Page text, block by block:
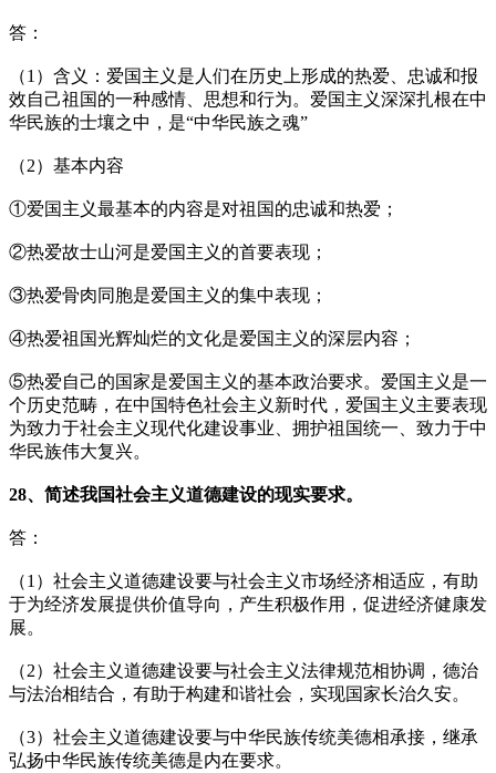
答：
（1）含义：爱国主义是人们在历史上形成的热爱、忠诚和报
效自己祖国的一种感情、思想和行为。爱国主义深深扎根在中
华民族的士壤之中，是“中华民族之魂”
（2）基本内容
①爱国主义最基本的内容是对祖国的忠诚和热爱；
②热爱故士山河是爱国主义的首要表现；
③热爱骨肉同胞是爱国主义的集中表现；
④热爱祖国光辉灿烂的文化是爱国主义的深层内容；
⑤热爱自己的国家是爱国主义的基本政治要求。爱国主义是一
个历史范畴，在中国特色社会主义新时代，爱国主义主要表现
为致力于社会主义现代化建设事业、拥护祖国统一、致力于中
华民族伟大复兴。
28、简述我国社会主义道德建设的现实要求。
答：
（1）社会主义道德建设要与社会主义市场经济相适应，有助
于为经济发展提供价值导向，产生积极作用，促进经济健康发
展。
（2）社会主义道德建设要与社会主义法律规范相协调，德治
与法治相结合，有助于构建和谐社会，实现国家长治久安。
（3）社会主义道德建设要与中华民族传统美德相承接，继承
弘扬中华民族传统美德是内在要求。